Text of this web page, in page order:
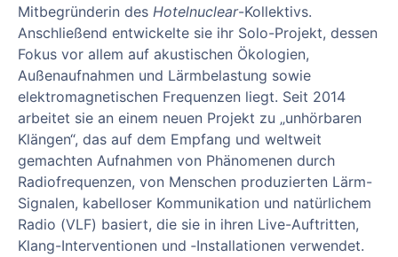
Mitbegründerin des Hotelnuclear-Kollektivs.
Anschließend entwickelte sie ihr Solo-Projekt, dessen
Fokus vor allem auf akustischen Ökologien,
Außenaufnahmen und Lärmbelastung sowie
elektromagnetischen Frequenzen liegt. Seit 2014
arbeitet sie an einem neuen Projekt zu „unhörbaren
Klängen“, das auf dem Empfang und weltweit
gemachten Aufnahmen von Phänomenen durch
Radiofrequenzen, von Menschen produzierten Lärm-
Signalen, kabelloser Kommunikation und natürlichem
Radio (VLF) basiert, die sie in ihren Live-Auftritten,
Klang-Interventionen und ‑Installationen verwendet.